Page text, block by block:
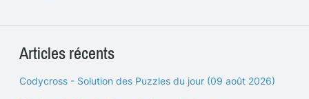
Articles récents
Codycross - Solution des Puzzles du jour (09 août 2026)